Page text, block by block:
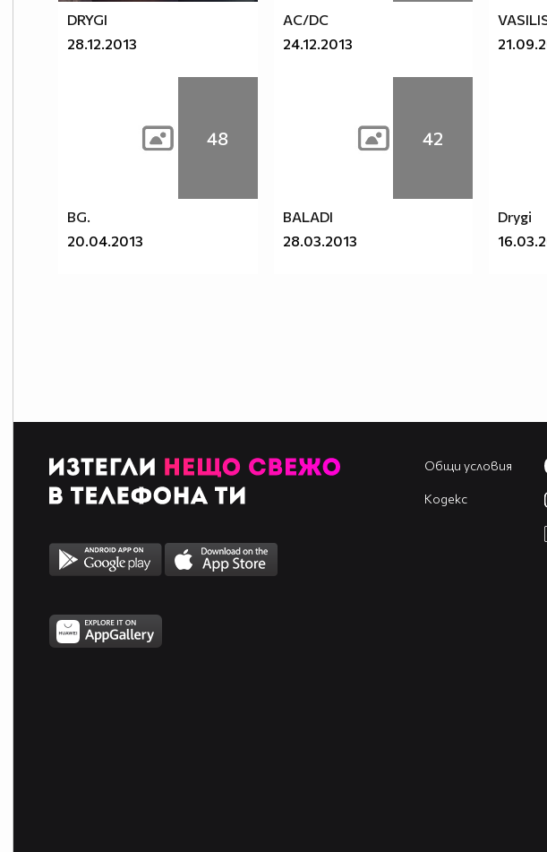
DRYGI
28.12.2013
AC/DC
24.12.2013
48
BG.
20.04.2013
42
BALADI
28.03.2013
Drygi
Общи условия
Кодекс